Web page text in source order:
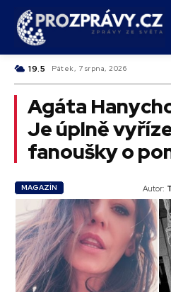
19.5 CCzech
Pátek, 7 srpna, 2026
Agáta
Je úplně
fanoušky o
MAGAZÍN Autor: